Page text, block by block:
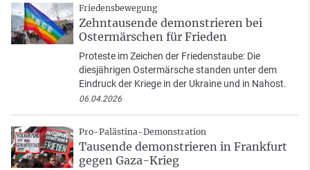
Friedensbewegung
Zehntausende demonstrieren bei
Ostermärschen für Frieden
Proteste im Zeichen der Friedenstaube: Die
diesjährigen Ostermärsche standen unter dem
Eindruck der Kriege in der Ukraine und in Nahost.
06.04.2026
Pro-Palästina-Demonstration
Tausende demonstrieren in Frankfurt
gegen Gaza-Krieg